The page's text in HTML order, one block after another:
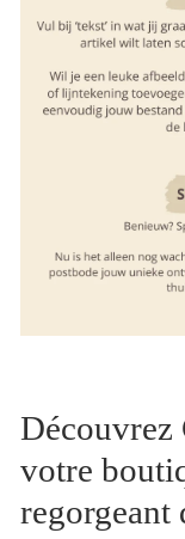
Découvrez
votre
regorgeant